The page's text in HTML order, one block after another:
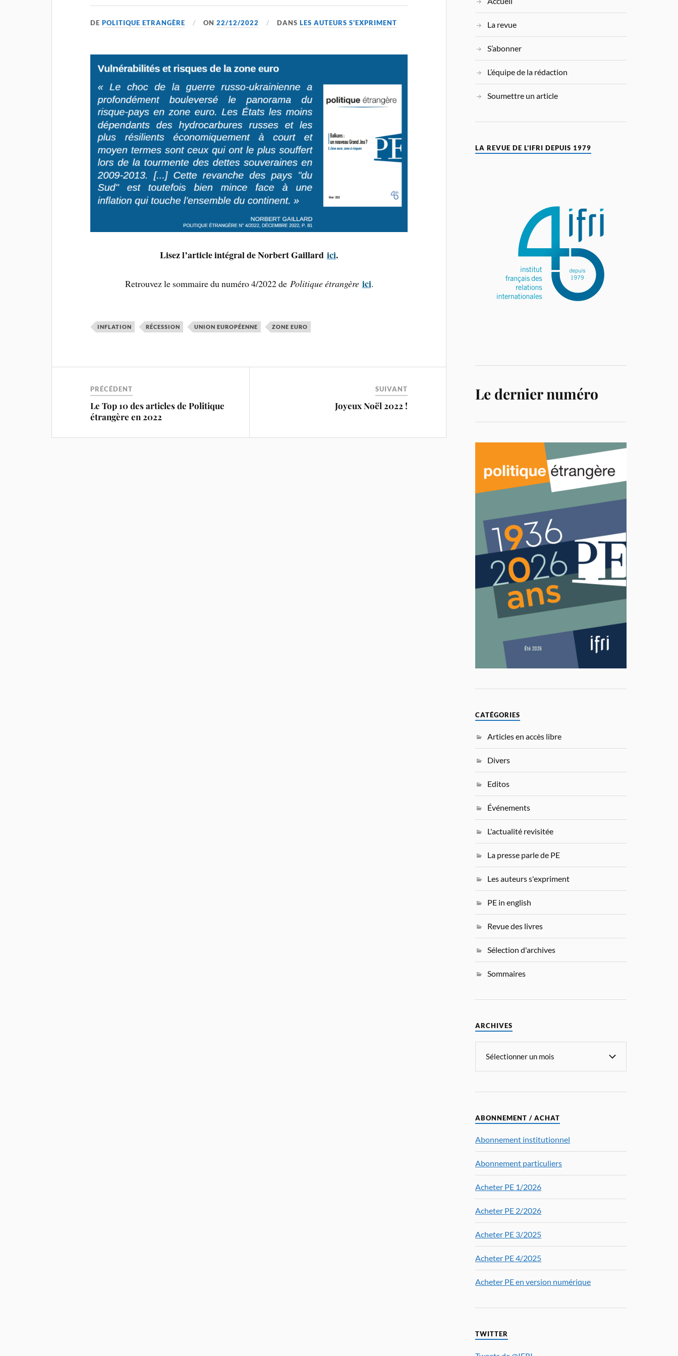
DEPOLITIQUE ETRANGÈRE ON22/12/2022 DANSLES AUTEURS S'EXPRIMENT
Lisez l’article intégral de Norbert Gaillardici.
Retrouvez le sommaire du numéro 4/2022 de Politique étrangère ici.
INFLATION RÉCESSION UNION EUROPÉENNE ZONE EURO
PRÉCÉDENT
Le Top 10 des articles de Politique
étrangère en 2022
SUIVANT
Joyeux Noël 2022 !
La revue
S’abonner
L’équipe de la rédaction
Soumettre un article
LA REVUE DE L’IFRI DEPUIS 1979
Le dernier numéro
CATÉGORIES
Articles en accès libre
Divers
Editos
Événements
L'actualité revisitée
La presse parle de PE
Les auteurs s'expriment
PE in english
Revue des livres
Sélection d'archives
Sommaires
ARCHIVES
ABONNEMENT / ACHAT
Abonnement institutionnel
Abonnement particuliers
Acheter PE 1/2026
Acheter PE 2/2026
Acheter PE 3/2025
Acheter PE 4/2025
Acheter PE en version numérique
TWITTER